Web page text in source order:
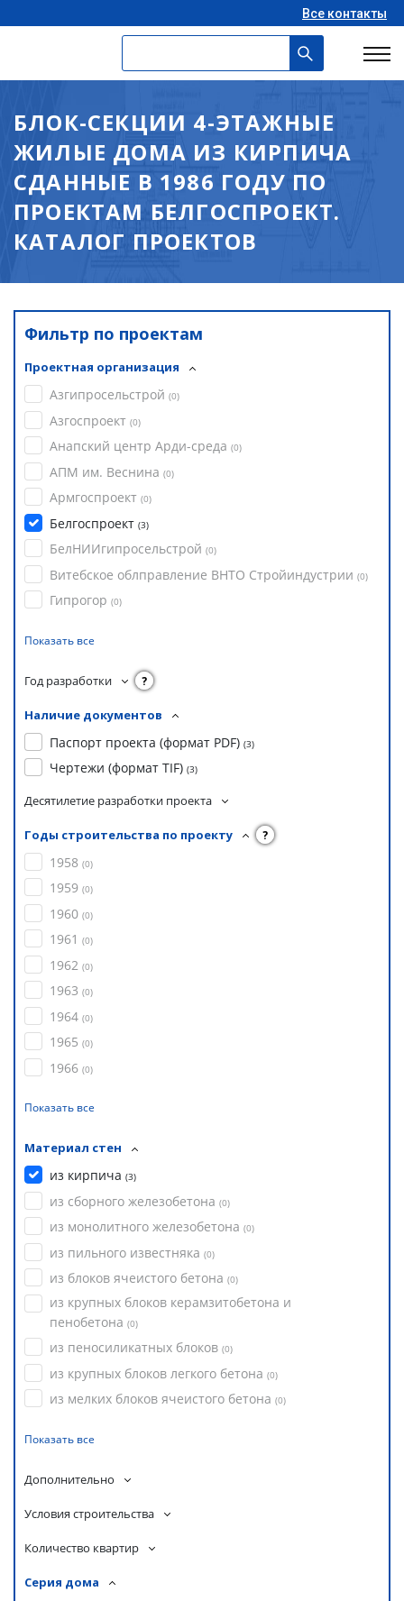
Все контакты
БЛОК-СЕКЦИИ 4-ЭТАЖНЫЕ
ЖИЛЫЕ ДОМА ИЗ КИРПИЧА
СДАННЫЕ В 1986 ГОДУ ПО
ПРОЕКТАМ БЕЛГОСПРОЕКТ.
КАТАЛОГ ПРОЕКТОВ
Фильтр по проектам
Проектная организация
Азгипросельстрой (0)
Азгоспроект (0)
Анапский центр Арди-среда (0)
АПМ им. Веснина (0)
Армгоспроект (0)
Белгоспроект (3)
БелНИИгипросельстрой (0)
Витебское облправление ВНТО Стройиндустрии (0)
Гипрогор (0)
Показать все
Год разработки ?
Наличие документов
Паспорт проекта (формат PDF) (3)
Чертежи (формат TIF) (3)
Десятилетие разработки проекта
Годы строительства по проекту ?
1958 (0)
1959 (0)
1960 (0)
1961 (0)
1962 (0)
1963 (0)
1964 (0)
1965 (0)
1966 (0)
Показать все
Материал стен
из кирпича (3)
из сборного железобетона (0)
из монолитного железобетона (0)
из пильного известняка (0)
из блоков ячеистого бетона (0)
из крупных блоков керамзитобетона и
пенобетона (0)
из пеносиликатных блоков (0)
из крупных блоков легкого бетона (0)
из мелких блоков ячеистого бетона (0)
Показать все
Дополнительно
Условия строительства
Количество квартир
Серия дома